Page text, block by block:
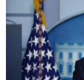
EUROPE
MIDDLE EAST
AID AND
DEMOCRACY AND
ECONOMY AND
ENVIRONMENT
FOLLOW US